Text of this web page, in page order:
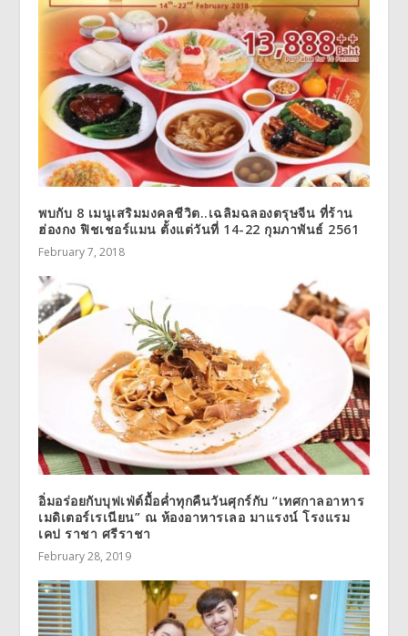
พบกับ 8 เมนูเสริมมงคลชีวิต..เฉลิมฉลองตรุษจีน ที่ร้าน
ฮ่องกง ฟิชเชอร์แมน ตั้งแต่วันที่ 14-22 กุมภาพันธ์ 2561
February 7, 2018
อิ่มอร่อยกับบุฟเฟ่ต์มื้อค่ำทุกคืนวันศุกร์กับ “เทศกาลอาหาร
เมดิเตอร์เรเนียน” ณ ห้องอาหารเลอ มาแรงน์ โรงแรม
เคป ราชา ศรีราชา
February 28, 2019